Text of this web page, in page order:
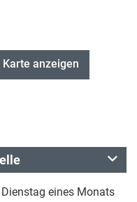
Karte anzeigen
eines Monats